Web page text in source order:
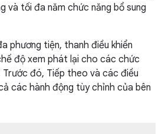
và tối đa năm chức năng bổ sung
phương tiện, thanh điều khiển
độ xem phát lại cho các chức
Trước đó, Tiếp theo và các điều
các hành động tùy chỉnh của bên